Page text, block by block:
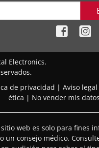
Electronics.
de privacidad | Aviso legal
ética | No vender mis
web es solo para fines
un consejo médico.